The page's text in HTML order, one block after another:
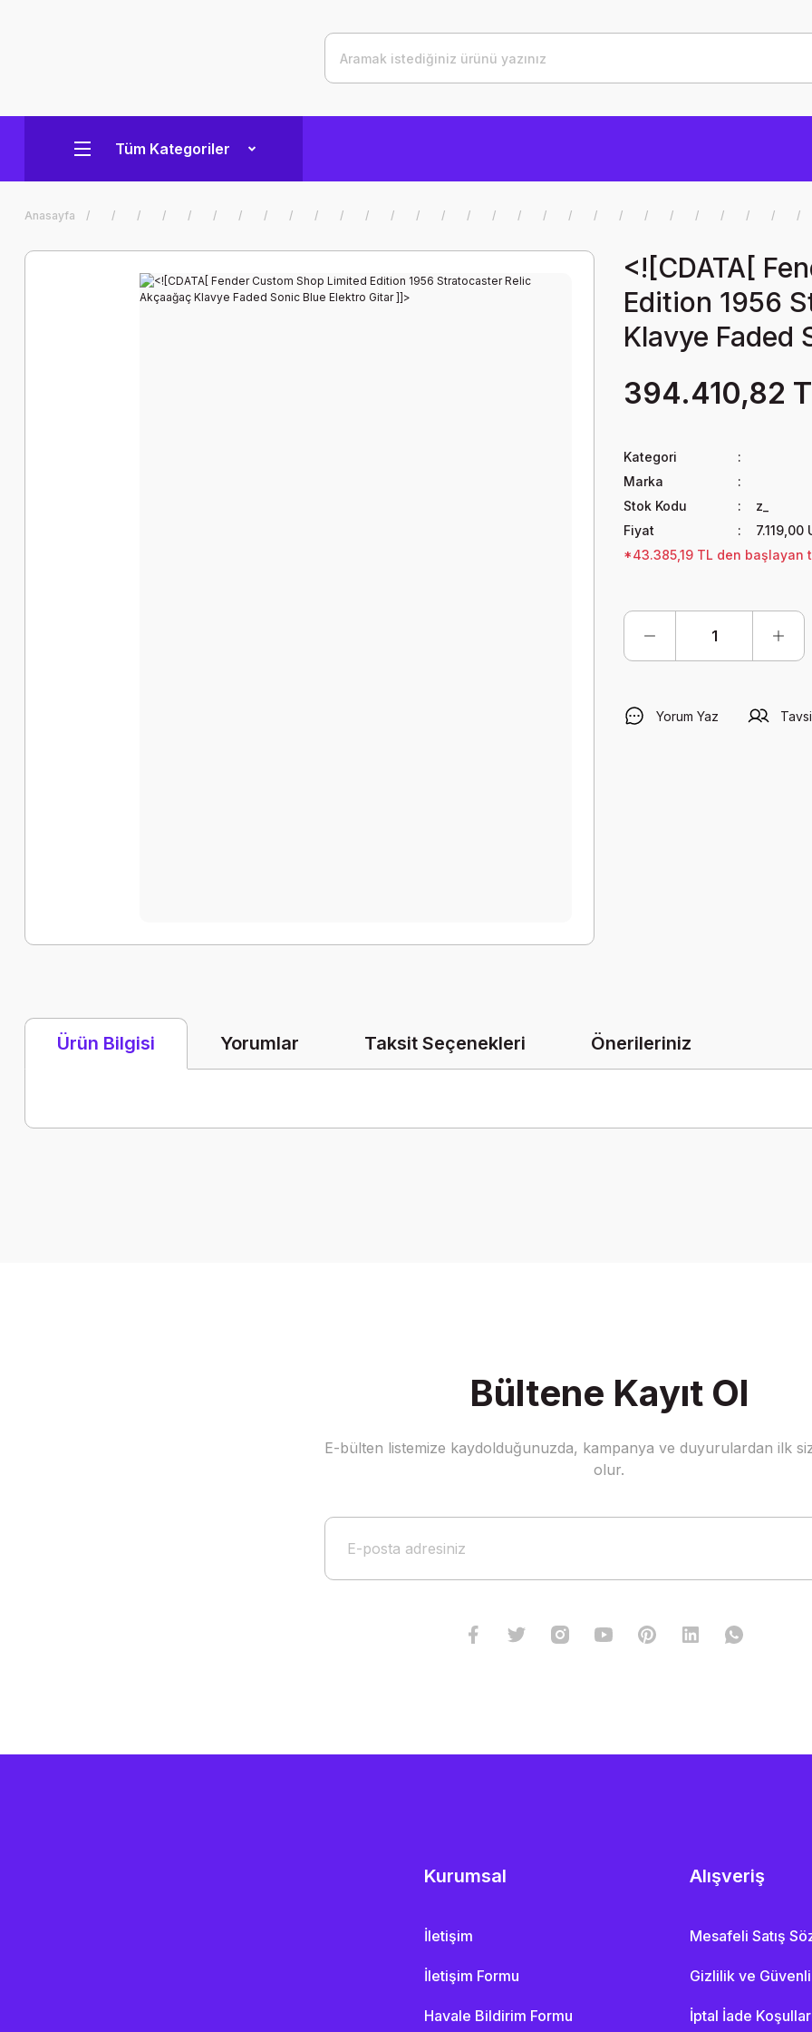
Tüm Kategoriler
Anasayfa
<![CDATA[
Edition 1956
Klavye Faded
394.410,82
Kategori
Marka
Stok Kodu
z_
Fiyat
7.119,00
*43.385,19 TL den başlayan
Yorum Yaz
Ürün Bilgisi Yorumlar Taksit Seçenekleri Önerileriniz
Gönder
Bültene Kayıt Ol
E-bülten listemize kaydolduğunuzda, kampanya ve duyurulardan ilk
olur.
Kurumsal
İletişim
İletişim Formu
Havale Bildirim Formu
Alışveriş
Mesafeli Satış
Gizlilik ve
İptal İade